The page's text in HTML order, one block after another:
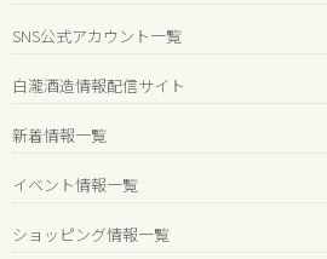
SNS公式アカウント一覧
白瀧酒造情報配信サイト
新着情報一覧
イベント情報一覧
ショッピング情報一覧